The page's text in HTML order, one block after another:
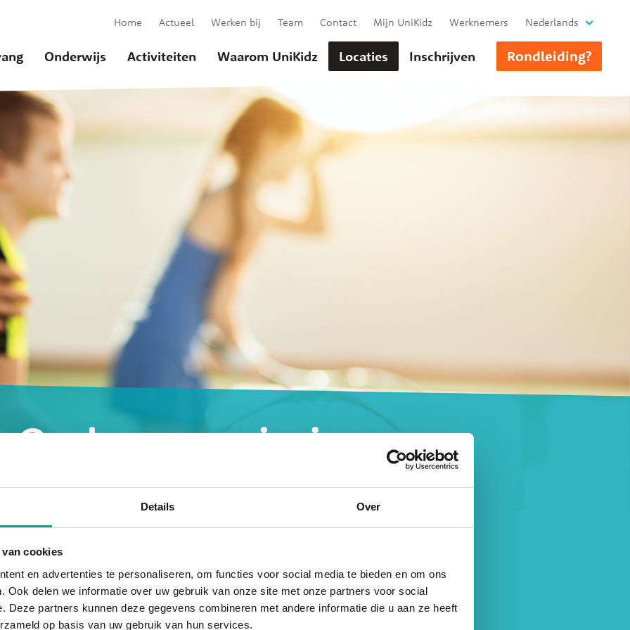
Details Over
cookies
en advertenties te personaliseren, om functies voor social media te bieden en om ons
Ook delen we informatie over uw gebruik van onze site met onze partners voor social
Deze partners kunnen deze gegevens combineren met andere informatie die u aan ze heeft
op basis van uw gebruik van hun services.
Onderwijs Activiteiten Waarom UniKidz Locaties Inschrijven Rondleiding?
Home Actueel Werken bij Team Contact Mijn UniKidz Werknemers Nederlands
Oudercommissie en
Inspectie
Wij bouwen samen met onze oudercommissie aan
UniKidz. Elk jaar wordt onze opvang beoordeeld
door de GGD Inspectie Kinderopvang.